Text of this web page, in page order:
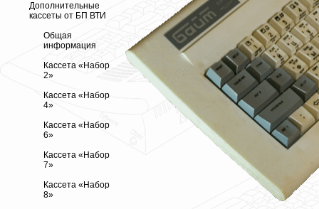
Дополнительные
кассеты от БП ВТИ
Общая
информация
Кассета «Набор
2»
Кассета «Набор
4»
Кассета «Набор
6»
Кассета «Набор
7»
Кассета «Набор
8»